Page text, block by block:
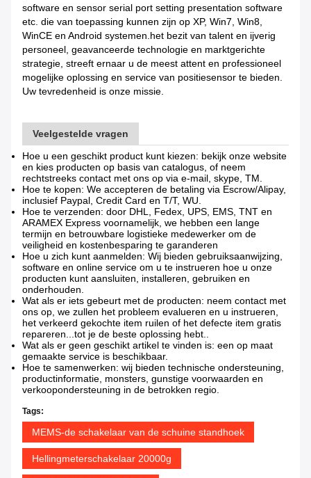
software en sensor serial port setting presentation software
etc. die van toepassing kunnen zijn op XP, Win7, Win8,
WinCE en Android systemen.het bezit van talent en ijverig
personeel, geavanceerde technologie en marktgerichte
strategie, streeft ernaar u de meest attent en professioneel
mogelijke oplossing en service van positiesensor te bieden.
Uw tevredenheid is onze missie.
Veelgestelde vragen
Hoe u een geschikt product kunt kiezen: bekijk onze website
en kies producten op basis van catalogus, of neem
rechtstreeks contact met ons op via e-mail, skype, TM.
Hoe te kopen: We accepteren de betaling via Escrow/Alipay,
inclusief Paypal, Credit Card en T/T, WU.
Hoe te verzenden: door DHL, Fedex, UPS, EMS, TNT en
ARAMEX Express voornamelijk, we hebben een lange
termijn en betrouwbare logistieke medewerker om de
veiligheid en kostenbesparing te garanderen
Hoe u zich kunt aanmelden: Wij bieden gebruiksaanwijzing,
software en online service om u te instrueren hoe u onze
producten kunt aansluiten, installeren, gebruiken en
onderhouden.
Wat als er iets gebeurt met de producten: neem contact met
ons op, we zullen het probleem evalueren en u instrueren,
het verkeerd gekochte item ruilen of het defecte item gratis
repareren...tot je de beste oplossing hebt..
Wat als er geen geschikt artikel te vinden is: een op maat
gemaakte service is beschikbaar.
Hoe te samenwerken: wij bieden technische ondersteuning,
productinformatie, monsters, gunstige voorwaarden en
verkoopondersteuning in de betrokken regio.
Tags:
MEMS-de schakelaar van de schuine standhoek
Hellingmeterschakelaar 20000g